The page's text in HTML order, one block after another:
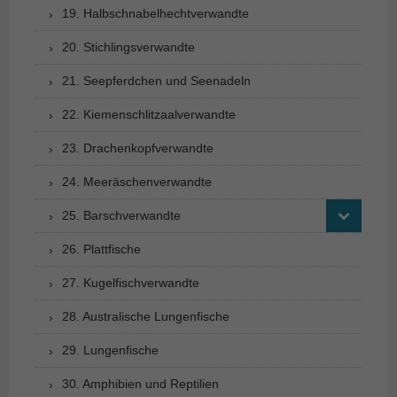
19. Halbschnabelhechtverwandte
20. Stichlingsverwandte
21. Seepferdchen und Seenadeln
22. Kiemenschlitzaalverwandte
23. Drachenkopfverwandte
24. Meeräschenverwandte
25. Barschverwandte
26. Plattfische
27. Kugelfischverwandte
28. Australische Lungenfische
29. Lungenfische
30. Amphibien und Reptilien